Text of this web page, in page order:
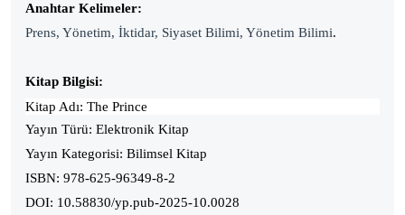
Anahtar Kelimeler:
Prens, Yönetim, İktidar, Siyaset Bilimi, Yönetim Bilimi.
Kitap Bilgisi:
Kitap Adı: The Prince
Yayın Türü: Elektronik Kitap
Yayın Kategorisi: Bilimsel Kitap
ISBN: 978-625-96349-8-2
DOI: 10.58830/yp.pub-2025-10.0028